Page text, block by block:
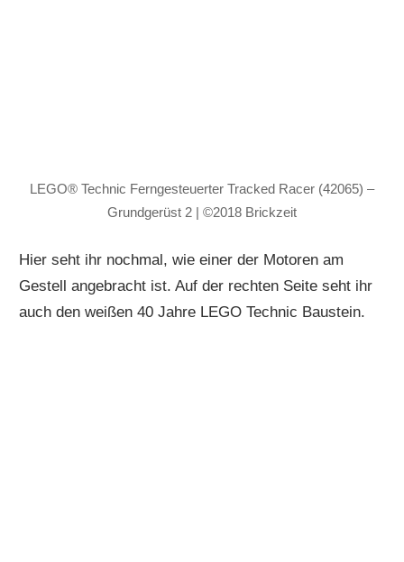
LEGO® Technic Ferngesteuerter Tracked Racer (42065) –
Grundgerüst 2 | ©2018 Brickzeit
Hier seht ihr nochmal, wie einer der Motoren am
Gestell angebracht ist. Auf der rechten Seite seht ihr
auch den weißen 40 Jahre LEGO Technic Baustein.